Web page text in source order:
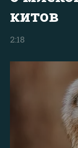
китов
2:18